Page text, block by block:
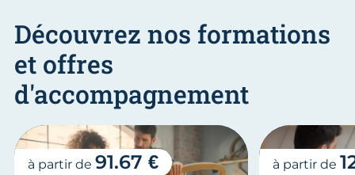
Découvrez nos formations
et offres
d'accompagnement
à partir de 91.67 € à partir de